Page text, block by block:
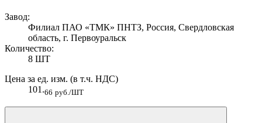
Завод:
Филиал ПАО «ТМК» ПНТЗ, Россия, Свердловская
область, г. Первоуральск
Количество:
8 ШТ
Цена за ед. изм. (в т.ч. НДС)
101.66 руб./ШТ